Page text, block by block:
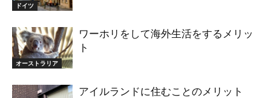
ドイツ
オーストラリア
ワーホリをして海外生活をするメリッ
ト
アイルランドに住むことのメリット